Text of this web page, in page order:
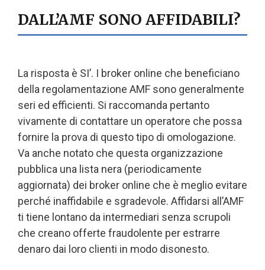
DALL’AMF SONO AFFIDABILI?
La risposta è SI’. I broker online che beneficiano
della regolamentazione AMF sono generalmente
seri ed efficienti. Si raccomanda pertanto
vivamente di contattare un operatore che possa
fornire la prova di questo tipo di omologazione.
Va anche notato che questa organizzazione
pubblica una lista nera (periodicamente
aggiornata) dei broker online che è meglio evitare
perché inaffidabile e sgradevole. Affidarsi all’AMF
ti tiene lontano da intermediari senza scrupoli
che creano offerte fraudolente per estrarre
denaro dai loro clienti in modo disonesto.